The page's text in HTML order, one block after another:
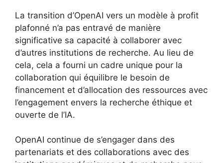
La transition d’OpenAI vers un modèle à profit
plafonné n’a pas entravé de manière
significative sa capacité à collaborer avec
d’autres institutions de recherche. Au lieu de
cela, cela a fourni un cadre unique pour la
collaboration qui équilibre le besoin de
financement et d’allocation des ressources avec
l’engagement envers la recherche éthique et
ouverte de l’IA.
OpenAI continue de s’engager dans des
partenariats et des collaborations avec des